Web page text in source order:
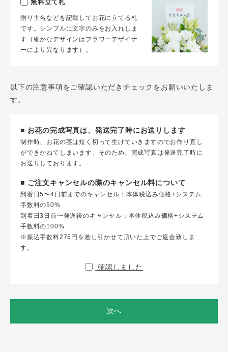
無料立て札
贈り主名などを記載してお花に立てる札
です。シンプルに文字のみをお入れしま
す（細かなデザインはフラワーデザイナ
ーにより異なります）。
以下の注意事項をご確認いただきチェックをお願いいたしま
す。
■ お花の完成写真は、発送完了時にお送りします
制作時、お花の茎は短く切って生けていきますのでお作り直し
ができかねてしまいます。そのため、完成写真は発送完了時に
お送りしております。
■ ご注文キャンセルの際のキャンセル料について
到着日5〜4日前までのキャンセル：本体税込み価格+システム
手数料の50%
到着日3日前〜発送後のキャンセル：本体税込み価格+システム
手数料の100%
※振込手数料275円を差し引かせて頂いた上でご返金致しま
す。
確認しました
次へ